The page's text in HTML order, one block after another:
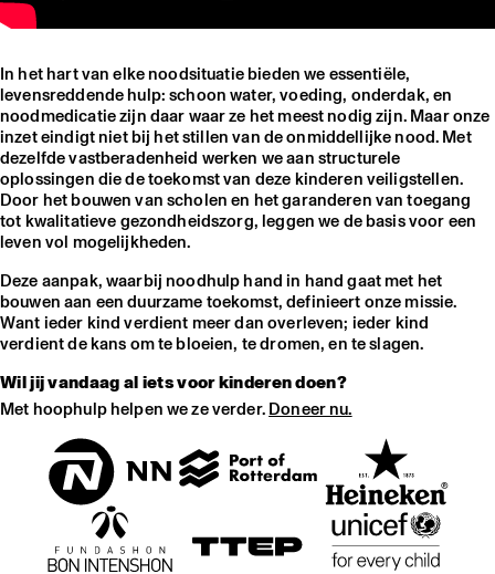
In het hart van elke noodsituatie bieden we essentiële,
levensreddende hulp: schoon water, voeding, onderdak, en
noodmedicatie zijn daar waar ze het meest nodig zijn. Maar onze
inzet eindigt niet bij het stillen van de onmiddellijke nood. Met
dezelfde vastberadenheid werken we aan structurele
oplossingen die de toekomst van deze kinderen veiligstellen.
Door het bouwen van scholen en het garanderen van toegang
tot kwalitatieve gezondheidszorg, leggen we de basis voor een
leven vol mogelijkheden.
Deze aanpak, waarbij noodhulp hand in hand gaat met het
bouwen aan een duurzame toekomst, definieert onze missie.
Want ieder kind verdient meer dan overleven; ieder kind
verdient de kans om te bloeien, te dromen, en te slagen.
Wil jij vandaag al iets voor kinderen doen?
Met hoophulp helpen we ze verder.Doneer nu.